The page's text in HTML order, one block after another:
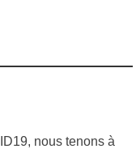
nous tenons à